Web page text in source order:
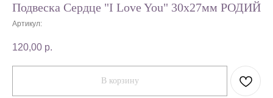
Подвеска Сердце "I Love You" 30х27мм РОДИЙ
Артикул:
120,00 р.
В корзину